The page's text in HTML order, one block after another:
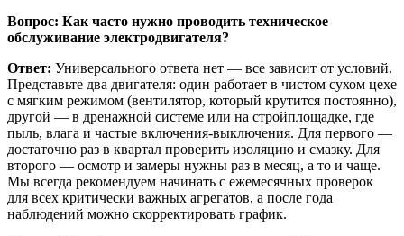
Вопрос: Как часто нужно проводить техническое
обслуживание электродвигателя?
Ответ: Универсального ответа нет — все зависит от условий.
Представьте два двигателя: один работает в чистом сухом цехе
с мягким режимом (вентилятор, который крутится постоянно),
другой — в дренажной системе или на стройплощадке, где
пыль, влага и частые включения-выключения. Для первого —
достаточно раз в квартал проверить изоляцию и смазку. Для
второго — осмотр и замеры нужны раз в месяц, а то и чаще.
Мы всегда рекомендуем начинать с ежемесячных проверок
для всех критически важных агрегатов, а после года
наблюдений можно скорректировать график.